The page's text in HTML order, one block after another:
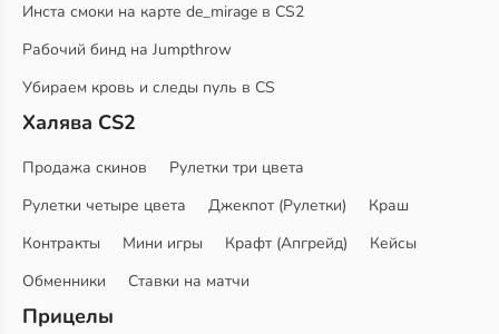
Инста смоки на карте de_mirage в CS2
Рабочий бинд на Jumpthrow
Убираем кровь и следы пуль в CS
Халява CS2
Продажа скинов
Рулетки три цвета
Рулетки четыре цвета
Джекпот (Рулетки)
Краш
Контракты
Мини игры Крафт (Апгрейд)
Кейсы
Обменники
Ставки на матчи
Прицелы